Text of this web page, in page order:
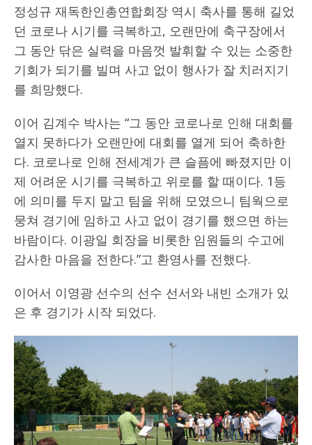
정성규 재독한인총연합회장 역시 축사를 통해 길었
던 코로나 시기를 극복하고, 오랜만에 축구장에서
그 동안 닦은 실력을 마음껏 발휘할 수 있는 소중한
기회가 되기를 빌며 사고 없이 행사가 잘 치러지기
를 희망했다.
이어 김계수 박사는 “그 동안 코로나로 인해 대회를
열지 못하다가 오랜만에 대회를 열게 되어 축하한
다. 코로나로 인해 전세계가 큰 슬픔에 빠졌지만 이
제 어려운 시기를 극복하고 위로를 할 때이다. 1등
에 의미를 두지 말고 팀을 위해 모였으니 팀웍으로
뭉쳐 경기에 임하고 사고 없이 경기를 했으면 하는
바람이다. 이광일 회장을 비롯한 임원들의 수고에
감사한 마음을 전한다.”고 환영사를 전했다.
이어서 이영광 선수의 선수 선서와 내빈 소개가 있
은 후 경기가 시작 되었다.